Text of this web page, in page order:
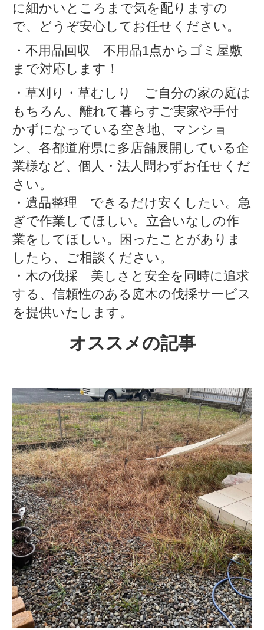
に細かいところまで気を配りますの
で、どうぞ安心してお任せください。
・不用品回収 不用品1点からゴミ屋敷
まで対応します！
・草刈り・草むしり ご自分の家の庭は
もちろん、離れて暮らすご実家や手付
かずになっている空き地、マンショ
ン、各都道府県に多店舗展開している企
業様など、個人・法人問わずお任せくだ
さい。
・遺品整理 できるだけ安くしたい。急
ぎで作業してほしい。立合いなしの作
業をしてほしい。困ったことがありま
したら、ご相談ください。
・木の伐採 美しさと安全を同時に追求
する、信頼性のある庭木の伐採サービス
を提供いたします。
オススメの記事